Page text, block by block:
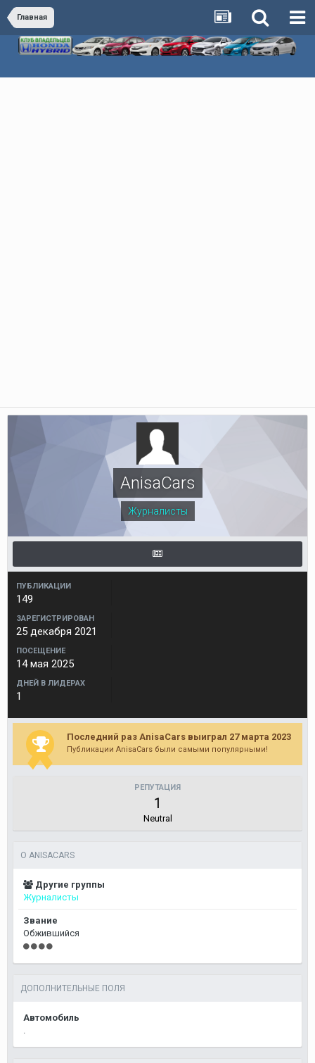
Главная
AnisaCars
Журналисты
ПУБЛИКАЦИИ
149
ЗАРЕГИСТРИРОВАН
25 декабря 2021
ПОСЕЩЕНИЕ
14 мая 2025
ДНЕЙ В ЛИДЕРАХ
1
Последний раз AnisaCars выиграл 27 марта 2023
Публикации AnisaCars были самыми популярными!
РЕПУТАЦИЯ
1
Neutral
О ANISACARS
Другие группы
Журналисты
Звание
Обжившийся
ДОПОЛНИТЕЛЬНЫЕ ПОЛЯ
Автомобиль
.